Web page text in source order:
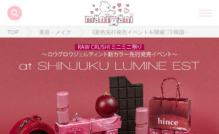
TOP 美容・メイク 《新色先行発売イベントを開催♡》韓国コスメ「hince」がルミネエスト新宿店にて“RAW CRUSH! ミニミニ祭り”を開催！